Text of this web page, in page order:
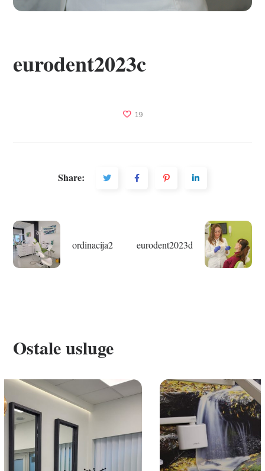
eurodent2023c
19
Share:
ordinacija2 eurodent2023d
Ostale usluge